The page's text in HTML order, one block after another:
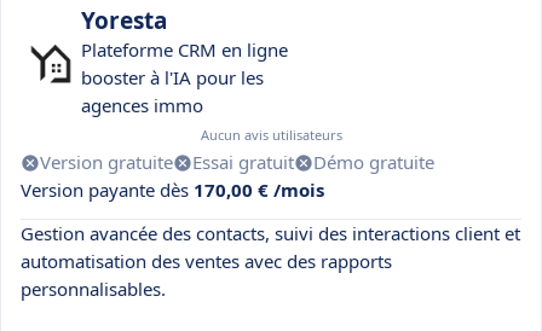
Yoresta
Plateforme CRM en ligne
booster à l'IA pour les
agences immo
Aucun avis utilisateurs
Version gratuite Essai gratuit
Démo gratuite
Version payante dès 170,00 € /mois
Gestion avancée des contacts, suivi des interactions client et
automatisation des ventes avec des rapports
personnalisables.